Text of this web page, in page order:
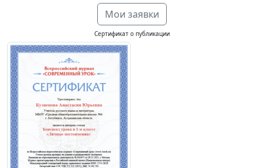
Мои заявки
Сертификат о публикации